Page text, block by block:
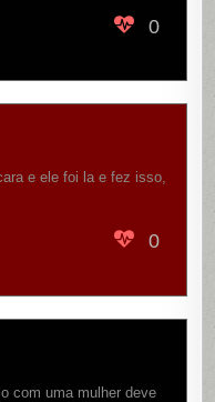
0
e ele foi la e fez isso,
0
com uma mulher deve